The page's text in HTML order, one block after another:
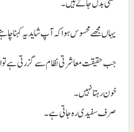
معنی بدل جاتے ہیں۔
یہاں مجھے محسوس ہوا کہ آپ شاید یہ کہنا
جب حقیقت معاشرتی نظام سے گزرتی ہے
خون رہتا نہیں۔
صرف سفیدی رہ جاتی ہے۔